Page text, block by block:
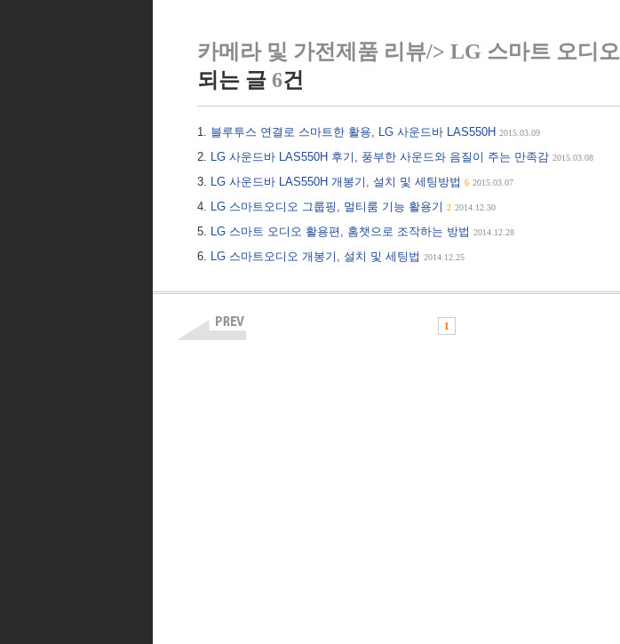
카메라 및 가전제품 리뷰/> LG 스마트 오디오
되는 글 6건
블루투스 연결로 스마트한 활용, LG 사운드바 LAS550H 2015.03.09
LG 사운드바 LAS550H 후기, 풍부한 사운드와 음질이 주는 만족감 2015.03.08
LG 사운드바 LAS550H 개봉기, 설치 및 세팅방법 6 2015.03.07
LG 스마트오디오 그룹핑, 멀티룸 기능 활용기 2 2014.12.30
LG 스마트 오디오 활용편, 홈챗으로 조작하는 방법 2014.12.28
LG 스마트오디오 개봉기, 설치 및 세팅법 2014.12.25
1